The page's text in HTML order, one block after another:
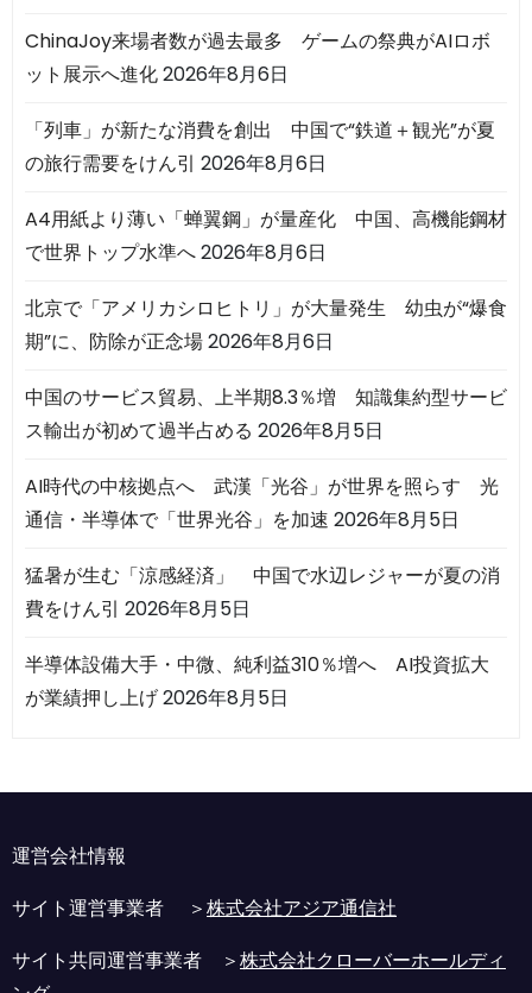
ChinaJoy来場者数が過去最多 ゲームの祭典がAIロボ
ット展示へ進化2026年8月6日
「列車」が新たな消費を創出 中国で“鉄道＋観光”が夏
の旅行需要をけん引 2026年8月6日
A4用紙より薄い「蝉翼鋼」が量産化 中国、高機能鋼材
で世界トップ水準へ2026年8月6日
北京で「アメリカシロヒトリ」が大量発生 幼虫が“爆食
期”に、防除が正念場2026年8月6日
中国のサービス貿易、上半期8.3％増 知識集約型サービ
ス輸出が初めて過半占める 2026年8月5日
AI時代の中核拠点へ 武漢「光谷」が世界を照らす 光
通信・半導体で「世界光谷」を加速 2026年8月5日
猛暑が生む「涼感経済」 中国で水辺レジャーが夏の消
費をけん引 2026年8月5日
半導体設備大手・中微、純利益310％増へ AI投資拡大
が業績押し上げ2026年8月5日
運営会社情報
サイト運営事業者 ＞株式会社アジア通信社
サイト共同運営事業者 ＞株式会社クローバーホールディ